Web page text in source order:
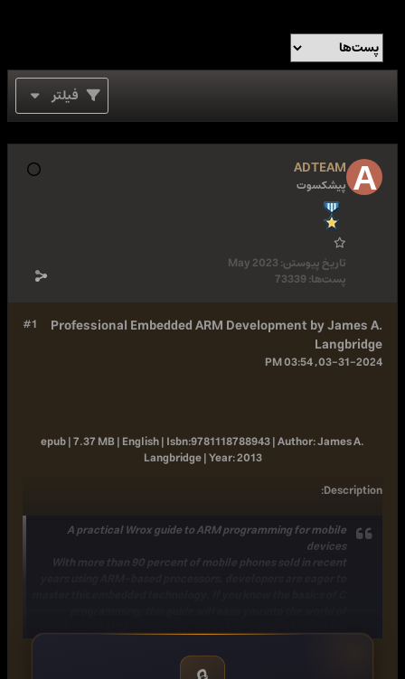
فیلتر
ADTEAM
پیشکسوت
تاریخ پیوستن:May 2023
پست‌ها:73339
#1
Professional Embedded ARM Development by James A.
Langbridge
03-31-2024, 03:54 PM
epub | 7.37 MB | English |Isbn:9781118788943 |Author:James A.
Langbridge |Year:2013
Description
:
A practical Wrox guide to ARM programming for mobile
devices
With more than 90 percent of mobile phones sold in recent
instructions for creating an embedded application, it prepares